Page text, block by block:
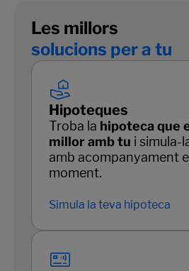
Les millors
solucions per a tu
Hipoteques
Troba la hipoteca que
millor amb tu i simula-
amb acompanyament
moment.
Simula la teva hipoteca